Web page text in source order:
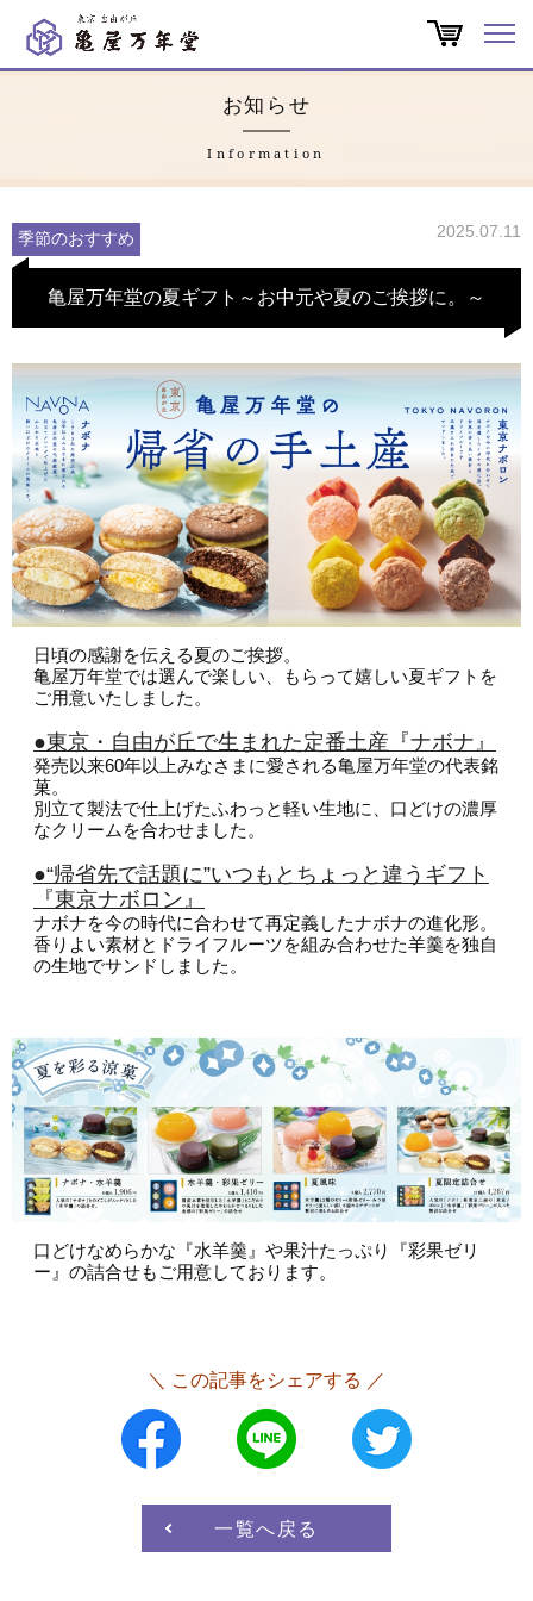
特集
会社概要
よくある質問
会員募集
お問い合わせ
お知らせ
Information
季節のおすすめ 2025.07.11
亀屋万年堂の夏ギフト～お中元や夏のご挨拶に。～
日頃の感謝を伝える夏のご挨拶。
亀屋万年堂では選んで楽しい、もらって嬉しい夏ギフトを
ご用意いたしました。
●東京・自由が丘で生まれた定番土産『ナボナ』
発売以来60年以上みなさまに愛される亀屋万年堂の代表銘
菓。
別立て製法で仕上げたふわっと軽い生地に、口どけの濃厚
なクリームを合わせました。
●“帰省先で話題に”いつもとちょっと違うギフト
『東京ナボロン』
ナボナを今の時代に合わせて再定義したナボナの進化形。
香りよい素材とドライフルーツを組み合わせた羊羹を独自
の生地でサンドしました。
口どけなめらかな『水羊羹』や果汁たっぷり『彩果ゼリ
ー』の詰合せもご用意しております。
＼ この記事をシェアする ／
一覧へ戻る